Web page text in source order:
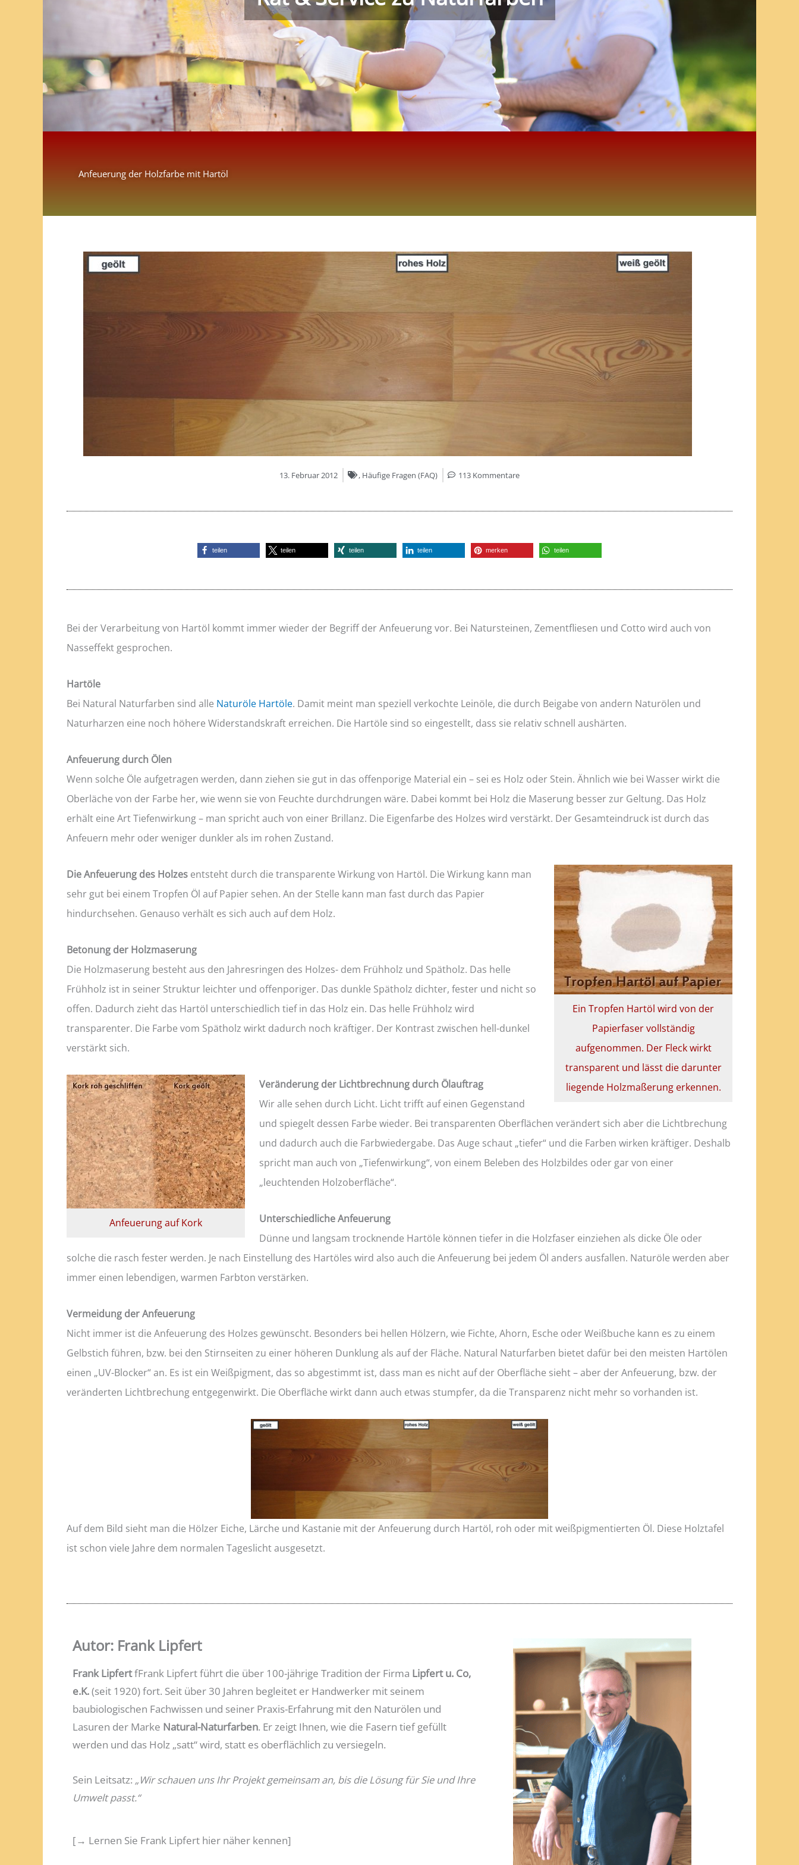
Anfeuerung der Holzfarbe mit Hartöl
13. Februar 2012 , Häufige Fragen (FAQ) 113 Kommentare
teilen teilen teilen teilen merken teilen
Bei der Verarbeitung von Hartöl kommt immer wieder der Begriff der Anfeuerung vor. Bei Natursteinen, Zementfliesen und Cotto wird auch von
Nasseffekt gesprochen.
Hartöle
Bei Natural Naturfarben sind alle Naturöle Hartöle. Damit meint man speziell verkochte Leinöle, die durch Beigabe von andern Naturölen und
Naturharzen eine noch höhere Widerstandskraft erreichen. Die Hartöle sind so eingestellt, dass sie relativ schnell aushärten.
Anfeuerung durch Ölen
Wenn solche Öle aufgetragen werden, dann ziehen sie gut in das offenporige Material ein – sei es Holz oder Stein. Ähnlich wie bei Wasser wirkt die
Oberläche von der Farbe her, wie wenn sie von Feuchte durchdrungen wäre. Dabei kommt bei Holz die Maserung besser zur Geltung. Das Holz
erhält eine Art Tiefenwirkung – man spricht auch von einer Brillanz. Die Eigenfarbe des Holzes wird verstärkt. Der Gesamteindruck ist durch das
Anfeuern mehr oder weniger dunkler als im rohen Zustand.
Ein Tropfen Hartöl wird von der
Papierfaser vollständig
aufgenommen. Der Fleck wirkt
transparent und lässt die darunter
liegende Holzmaßerung erkennen.
Die Anfeuerung des Holzes entsteht durch die transparente Wirkung von Hartöl. Die Wirkung kann man
sehr gut bei einem Tropfen Öl auf Papier sehen. An der Stelle kann man fast durch das Papier
hindurchsehen. Genauso verhält es sich auch auf dem Holz.
Betonung der Holzmaserung
Die Holzmaserung besteht aus den Jahresringen des Holzes- dem Frühholz und Spätholz. Das helle
Frühholz ist in seiner Struktur leichter und offenporiger. Das dunkle Spätholz dichter, fester und nicht so
offen. Dadurch zieht das Hartöl unterschiedlich tief in das Holz ein. Das helle Frühholz wird
transparenter. Die Farbe vom Spätholz wirkt dadurch noch kräftiger. Der Kontrast zwischen hell-dunkel
verstärkt sich.
Anfeuerung auf Kork
Veränderung der Lichtbrechnung durch Ölauftrag
Wir alle sehen durch Licht. Licht trifft auf einen Gegenstand
und spiegelt dessen Farbe wieder. Bei transparenten Oberflächen verändert sich aber die Lichtbrechung
und dadurch auch die Farbwiedergabe. Das Auge schaut „tiefer“ und die Farben wirken kräftiger. Deshalb
spricht man auch von „Tiefenwirkung“, von einem Beleben des Holzbildes oder gar von einer
„leuchtenden Holzoberfläche“.
Unterschiedliche Anfeuerung
Dünne und langsam trocknende Hartöle können tiefer in die Holzfaser einziehen als dicke Öle oder
solche die rasch fester werden. Je nach Einstellung des Hartöles wird also auch die Anfeuerung bei jedem Öl anders ausfallen. Naturöle werden aber
immer einen lebendigen, warmen Farbton verstärken.
Vermeidung der Anfeuerung
Nicht immer ist die Anfeuerung des Holzes gewünscht. Besonders bei hellen Hölzern, wie Fichte, Ahorn, Esche oder Weißbuche kann es zu einem
Gelbstich führen, bzw. bei den Stirnseiten zu einer höheren Dunklung als auf der Fläche. Natural Naturfarben bietet dafür bei den meisten Hartölen
einen „UV-Blocker“ an. Es ist ein Weißpigment, das so abgestimmt ist, dass man es nicht auf der Oberfläche sieht – aber der Anfeuerung, bzw. der
veränderten Lichtbrechung entgegenwirkt. Die Oberfläche wirkt dann auch etwas stumpfer, da die Transparenz nicht mehr so vorhanden ist.
Auf dem Bild sieht man die Hölzer Eiche, Lärche und Kastanie mit der Anfeuerung durch Hartöl, roh oder mit weißpigmentierten Öl. Diese Holztafel
ist schon viele Jahre dem normalen Tageslicht ausgesetzt.
Autor: Frank Lipfert
Frank LipfertfFrank Lipfert führt die über 100-jährige Tradition der Firma Lipfert u. Co,
e.K.(seit 1920) fort. Seit über 30 Jahren begleitet er Handwerker mit seinem
baubiologischen Fachwissen und seiner Praxis-Erfahrung mit den Naturölen und
Lasuren der Marke Natural-Naturfarben. Er zeigt Ihnen, wie die Fasern tief gefüllt
werden und das Holz „satt“ wird, statt es oberflächlich zu versiegeln.
Sein Leitsatz: „Wir schauen uns Ihr Projekt gemeinsam an, bis die Lösung für Sie und Ihre
Umwelt passt.“
[→ Lernen Sie Frank Lipfert hier näher kennen]